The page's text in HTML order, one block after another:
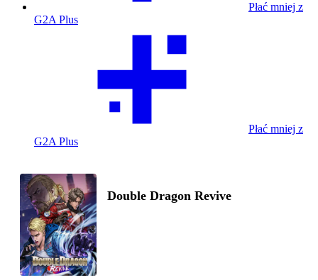
Płać mniej z
G2A Plus
Płać mniej z
G2A Plus
Double Dragon Revive